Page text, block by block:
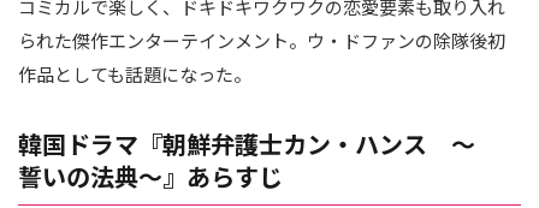
コミカルで楽しく、ドキドキワクワクの恋愛要素も取り入れ
られた傑作エンターテインメント。ウ・ドファンの除隊後初
作品としても話題になった。
韓国ドラマ『朝鮮弁護士カン・ハンス ～
誓いの法典～』あらすじ